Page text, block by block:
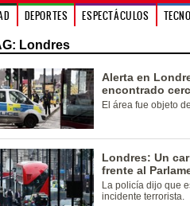
DEPORTES ESPECTÁCULOS
Londres
Alerta en
encontrado
El área fue objeto
Londres: Un
frente al
La policía dijo que
incidente terrorista.